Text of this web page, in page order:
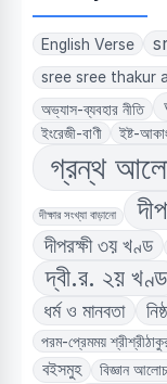
English Verse
sree sree thakur
অভ্যাস-ব্যবহার নীতি
ইংরেজী-বাণী
ইষ্ট-
গ্রন্থ
দীক্ষার সংখ্যা বাড়ানো
দীপরক্ষী ৩য় খণ্ড
দ্বী.র. ২য় খণ্ড
ধর্ম ও মানবতা
পরম-প্রেমময়
বইসমুহ বিজ্ঞান